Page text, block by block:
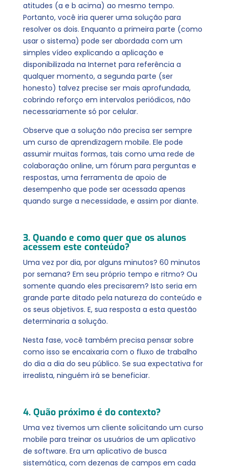
atitudes (a e b acima) ao mesmo tempo.
Portanto, você iria querer uma solução para
resolver os dois. Enquanto a primeira parte (como
usar o sistema) pode ser abordada com um
simples vídeo explicando a aplicação e
disponibilizada na Internet para referência a
qualquer momento, a segunda parte (ser
honesto) talvez precise ser mais aprofundada,
cobrindo reforço em intervalos periódicos, não
necessariamente só por celular.
Observe que a solução não precisa ser sempre
um curso de aprendizagem mobile. Ele pode
assumir muitas formas, tais como uma rede de
colaboração online, um fórum para perguntas e
respostas, uma ferramenta de apoio de
desempenho que pode ser acessada apenas
quando surge a necessidade, e assim por diante.
3. Quando e como quer que os alunos
acessem este conteúdo?
Uma vez por dia, por alguns minutos? 60 minutos
por semana? Em seu próprio tempo e ritmo? Ou
somente quando eles precisarem? Isto seria em
grande parte ditado pela natureza do conteúdo e
os seus objetivos. E, sua resposta a esta questão
determinaria a solução.
Nesta fase, você também precisa pensar sobre
como isso se encaixaria com o fluxo de trabalho
do dia a dia do seu público. Se sua expectativa for
irrealista, ninguém irá se beneficiar.
4. Quão próximo é do contexto?
Uma vez tivemos um cliente solicitando um curso
mobile para treinar os usuários de um aplicativo
de software. Era um aplicativo de busca
sistemática, com dezenas de campos em cada